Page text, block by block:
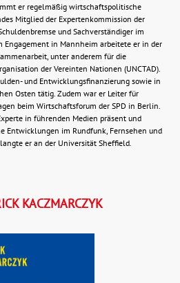
er regelmäßig wirtschaftspolitische
Mitglied der Expertenkommission der
und Sachverständiger im
Engagement in Mannheim arbeitete er in der
unter anderem für die
der Vereinten Nationen (UNCTAD).
und Entwicklungsfinanzierung sowie in
Osten tätig. Zudem war er Leiter für
beim Wirtschaftsforum der SPD in Berlin.
in führenden Medien präsent und
Entwicklungen im Rundfunk, Fernsehen und
er an der Universität Sheffield.
KACZMARCZYK